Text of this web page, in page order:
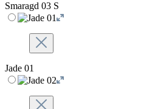
Smaragd 03 S
Jade 01